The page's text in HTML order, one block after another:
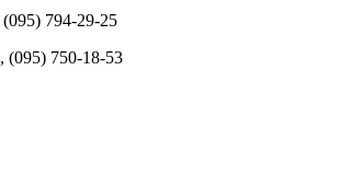
(095) 794-29-25
, (095) 750-18-53